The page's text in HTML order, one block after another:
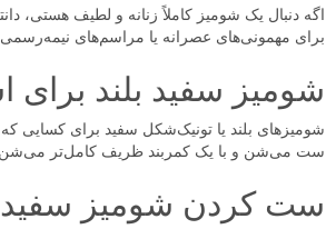
اگه دنبال یک شومیز کاملاً زنانه و لطیف هستی،
برای مهمونی‌های عصرانه یا مراسم‌های
شومیز سفید بلند برای
شومیزهای بلند یا تونیک‌شکل سفید برای کسایی
ست می‌شن و با یک کمربند ظریف کامل‌تر
ست کردن شومیز سفید